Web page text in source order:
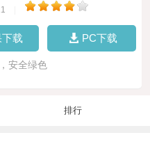
载 PC下载
安全绿色
排行